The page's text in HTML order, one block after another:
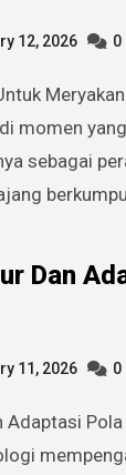
12, 2026 0
momen
sebagai
Dan
11, 2026 0